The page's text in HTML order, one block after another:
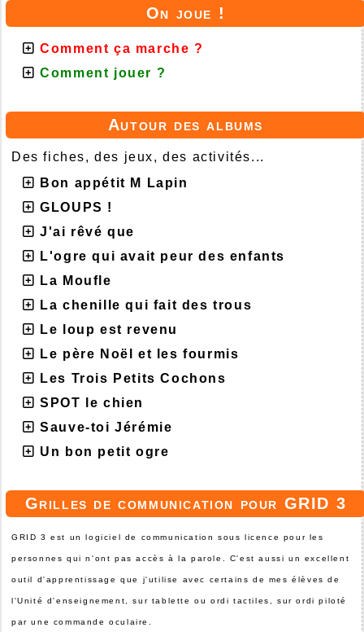
On joue !
Comment ça marche ?
Comment jouer ?
Autour des albums
Des fiches, des jeux, des activités...
Bon appétit M Lapin
GLOUPS !
J'ai rêvé que
L'ogre qui avait peur des enfants
La Moufle
La chenille qui fait des trous
Le loup est revenu
Le père Noël et les fourmis
Les Trois Petits Cochons
SPOT le chien
Sauve-toi Jérémie
Un bon petit ogre
Grilles de communication pour GRID 3
GRID 3 est un logiciel de communication sous licence pour les
personnes qui n'ont pas accès à la parole. C'est aussi un excellent
outil d'apprentissage que j'utilise avec certains de mes élèves de
l'Unité d'enseignement, sur tablette ou ordi tactiles, sur ordi piloté
par une commande oculaire.